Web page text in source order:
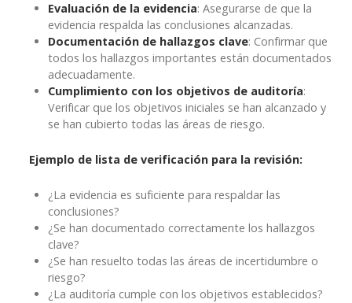
Evaluación de la evidencia: Asegurarse de que la
evidencia respalda las conclusiones alcanzadas.
Documentación de hallazgos clave: Confirmar que
todos los hallazgos importantes están documentados
adecuadamente.
Cumplimiento con los objetivos de auditoría:
Verificar que los objetivos iniciales se han alcanzado y
se han cubierto todas las áreas de riesgo.
Ejemplo de lista de verificación para la revisión:
¿La evidencia es suficiente para respaldar las
conclusiones?
¿Se han documentado correctamente los hallazgos
clave?
¿Se han resuelto todas las áreas de incertidumbre o
riesgo?
¿La auditoría cumple con los objetivos establecidos?